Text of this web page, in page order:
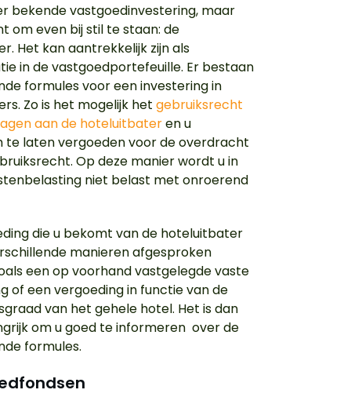
bekende vastgoedinvestering, maar
om even bij stil te staan: de
Het kan aantrekkelijk zijn als
in de vastgoedportefeuille. Er bestaan
formules voor een investering in
Zo is het mogelijk hetgebruiksrecht
aan de hoteluitbateren u
te laten vergoeden voor de overdracht
Op deze manier wordt u in
niet belast met onroerend
die u bekomt van de hoteluitbater
manieren afgesproken
een op voorhand vastgelegde vaste
of een vergoeding in functie van de
van het gehele hotel. Het is dan
om u goed te informeren over de
formules.